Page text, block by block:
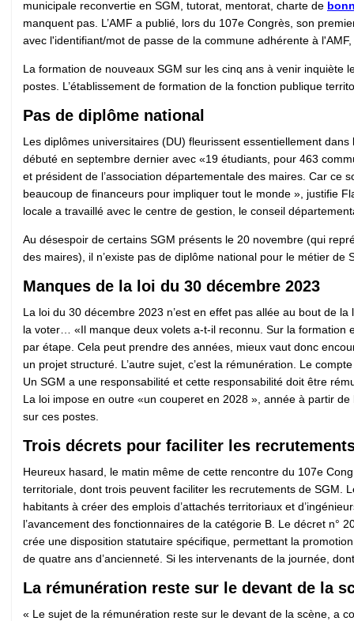
municipale reconvertie en SGM, tutorat, mentorat, charte de
manquent pas. L’AMF a publié, lors du 107e Congrès, son
avec l'identifiant/mot de passe de la commune adhérente à
La formation de nouveaux SGM sur les cinq ans à venir
postes. L’établissement de formation de la fonction publique
Pas de diplôme national
Les diplômes universitaires (DU) fleurissent essentiellement
débuté en septembre dernier avec «19 étudiants, pour 463
et président de l’association départementale des maires. Car
beaucoup de financeurs pour impliquer tout le monde », justifie
locale a travaillé avec le centre de gestion, le conseil
Au désespoir de certains SGM présents le 20 novembre (qui
des maires), il n’existe pas de diplôme national pour le métier de
Manques de la loi du 30 décembre 2023
La loi du 30 décembre 2023 n’est en effet pas allée au bout de
la voter… «Il manque deux volets a-t-il reconnu. Sur la formation
par étape. Cela peut prendre des années, mieux vaut donc
un projet structuré. L’autre sujet, c’est la rémunération. Le
Un SGM a une responsabilité et cette responsabilité doit être
La loi impose en outre «un couperet en 2028 », année à partir
sur ces postes.
Trois décrets pour faciliter les
Heureux hasard, le matin même de cette rencontre du 107e
territoriale, dont trois peuvent faciliter les recrutements de SGM.
habitants à créer des emplois d’attachés territoriaux et
l’avancement des fonctionnaires de la catégorie B. Le décret n°
crée une disposition statutaire spécifique, permettant la
de quatre ans d’ancienneté. Si les intervenants de la journée,
La rémunération reste sur le devant de la
« Le sujet de la rémunération reste sur le devant de la scène, a